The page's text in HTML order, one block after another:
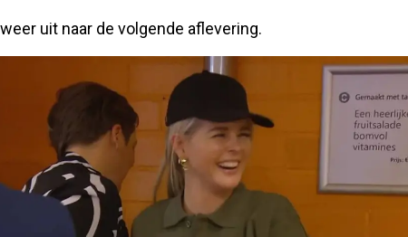
uit naar de volgende aflevering.